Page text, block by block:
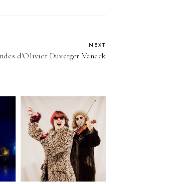
NEXT
d'Olivier Duverger Vaneck